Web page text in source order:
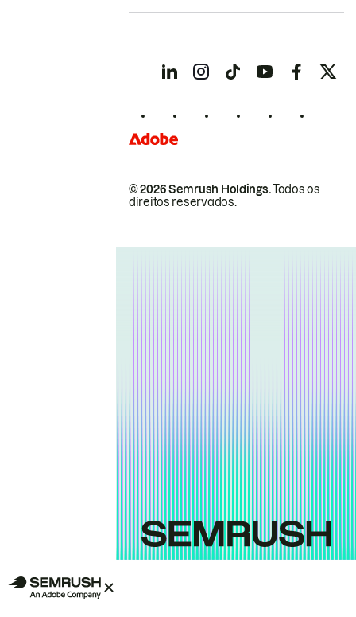
© 2026 Semrush Holdings.Todos os
direitos reservados.